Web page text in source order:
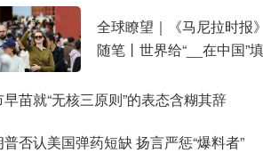
全球瞭望｜《马尼拉时报
随笔丨世界给“__在中国”
苗就“无核三原则”的表态含糊其辞
否认美国弹药短缺 扬言严惩“爆料者”